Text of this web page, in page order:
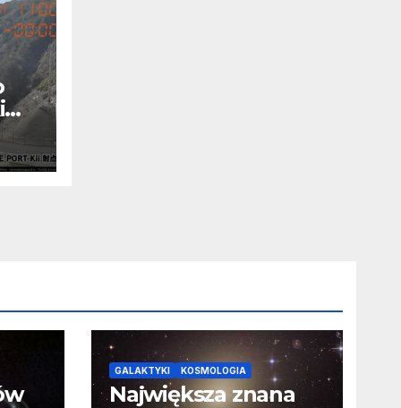
GALAKTYKI KOSMOLOGIA
Największa znana